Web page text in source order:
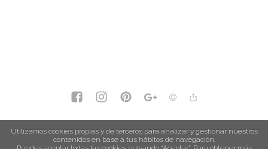
política de privacidad
política de cookies
Utilizamos cookies propias y de terceros para analizar y gestionar nuestros
contenidos en base a tus hábitos de navegación.